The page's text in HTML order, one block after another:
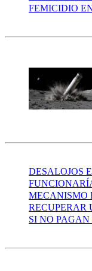
FEMICIDIO
DESALOJOS
MECANISMO
RECUPERAR
SI NO